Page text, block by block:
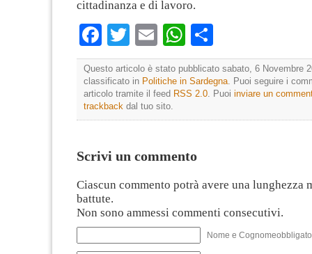
cittadinanza e di lavoro.
Facebook
TwitterEmailWhatsApp
Questo articolo è stato pubblicato sabato, 6 Novembre
classificato in Politiche in Sardegna. Puoi seguire i
articolo tramite il feed RSS 2.0. Puoi inviare un
trackback dal tuo sito.
Scrivi un commento
Ciascun commento potrà avere una lunghezza
battute.
Non sono ammessi commenti consecutivi.
Nome e